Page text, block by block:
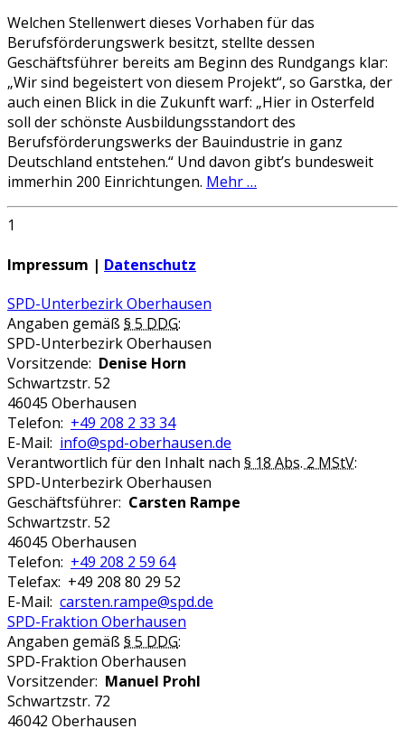
Welchen Stellenwert dieses Vorhaben für das
Berufsförderungswerk besitzt, stellte dessen
Geschäftsführer bereits am Beginn des Rundgangs klar:
„Wir sind begeistert von diesem Projekt“, so Garstka, der
auch einen Blick in die Zukunft warf: „Hier in Osterfeld
soll der schönste Ausbildungsstandort des
Berufsförderungswerks der Bauindustrie in ganz
Deutschland entstehen.“ Und davon gibt’s bundesweit
immerhin 200 Einrichtungen. Mehr …
1
Impressum | Datenschutz
SPD-Unterbezirk Oberhausen
Angaben gemäß § 5 DDG:
SPD-Unterbezirk Oberhausen
Vorsitzende: Denise Horn
Schwartzstr. 52
46045 Oberhausen
Telefon: +49 208 2 33 34
E-Mail: info@spd-oberhausen.de
Verantwortlich für den Inhalt nach § 18 Abs. 2 MStV:
SPD-Unterbezirk Oberhausen
Geschäftsführer: Carsten Rampe
Schwartzstr. 52
46045 Oberhausen
Telefon: +49 208 2 59 64
Telefax: +49 208 80 29 52
E-Mail: carsten.rampe@spd.de
SPD-Fraktion Oberhausen
Angaben gemäß § 5 DDG:
SPD-Fraktion Oberhausen
Vorsitzender: Manuel Prohl
Schwartzstr. 72
46042 Oberhausen